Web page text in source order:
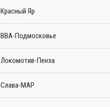
Красный Яр
ВВА-Подмосковье
Локомотив-Пенза
Слава-МАР